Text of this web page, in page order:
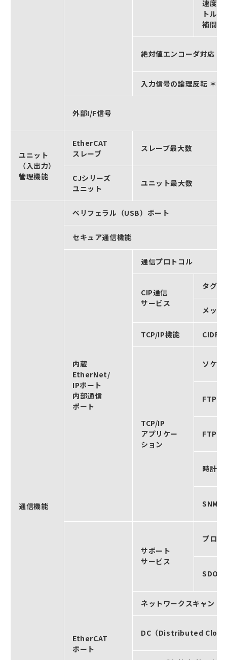
速度/
トル
補間加
絶対値エンコーダ対応
入力信号の論理反転 ＊6
外部I/F信号
ユニット
（入出力）
管理機能
EtherCAT
スレーブ
スレーブ最大数
CJシリーズ
ユニット
ユニット最大数
通信機能
ペリフェラル（USB）ポート
セキュア通信機能
内蔵
EtherNet/
IPポート
内部通信
ポート
通信プロトコル
CIP通信
サービス
タグデ
メッ
TCP/IP機能 CIDR
TCP/IP
アプリケー
ション
ソケッ
FTPサ
FTPク
時計自
SNMP
EtherCAT
ポート
サポート
サービス
プロセ
SDO
ネットワークスキャン
DC（Distributed Clock